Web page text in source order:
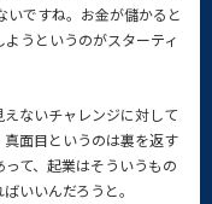
いですね。お金が儲かると
うというのがスターティ
ないチャレンジに対して
面目というのは裏を返す
て、起業はそういうもの
いいんだろうと。